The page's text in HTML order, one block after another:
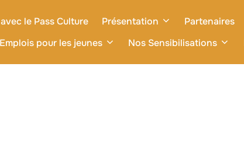
le Pass Culture Présentation Partenaires
pour les jeunes
Nos Sensibilisations